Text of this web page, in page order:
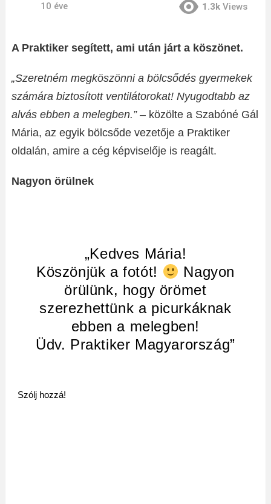
10 éve 1.3k Views
A Praktiker segített, ami után járt a köszönet.
„Szeretném megköszönni a bölcsődés gyermekek
számára biztosított ventilátorokat! Nyugodtabb az
alvás ebben a melegben.”– közölte a Szabóné Gál
Mária, az egyik bölcsőde vezetője a Praktiker
oldalán, amire a cég képviselője is reagált.
Nagyon örülnek
„Kedves Mária!
Köszönjük a fotót!
Nagyon
örülünk, hogy örömet
szerezhettünk a picurkáknak
ebben a melegben!
Üdv. Praktiker Magyarország”
Szólj hozzá!